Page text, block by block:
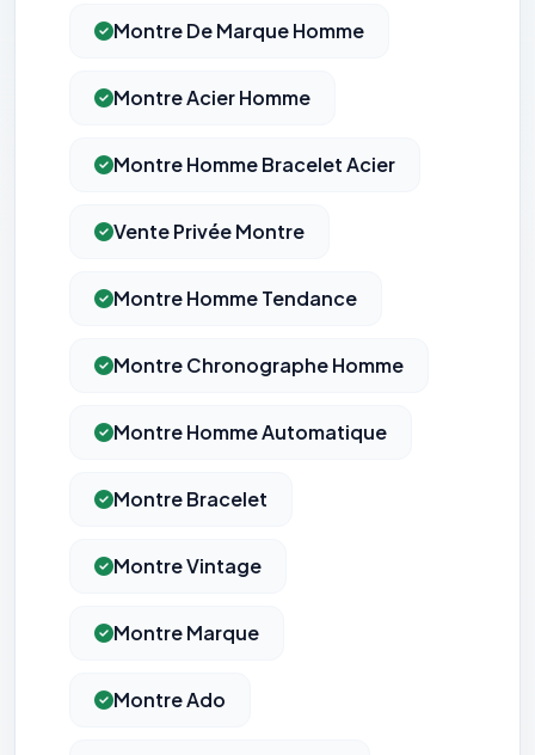
Montre De Marque Homme
Montre Acier Homme
Montre Homme Bracelet Acier
Vente Privée Montre
Montre Homme Tendance
Montre Chronographe Homme
Montre Homme Automatique
Montre Bracelet
Montre Vintage
Montre Marque
Montre Ado